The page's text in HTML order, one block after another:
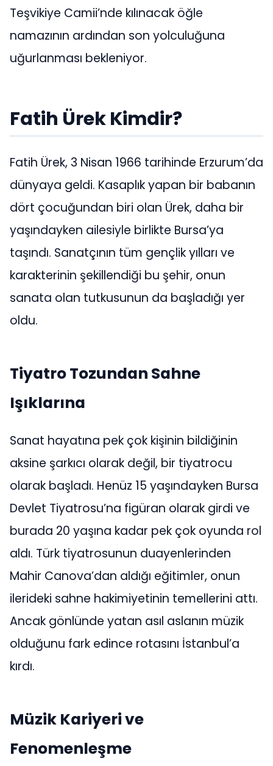
Teşvikiye Camii’nde kılınacak öğle
namazının ardından son yolculuğuna
uğurlanması bekleniyor.
Fatih Ürek Kimdir?
Fatih Ürek, 3 Nisan 1966 tarihinde Erzurum’da
dünyaya geldi. Kasaplık yapan bir babanın
dört çocuğundan biri olan Ürek, daha bir
yaşındayken ailesiyle birlikte Bursa’ya
taşındı. Sanatçının tüm gençlik yılları ve
karakterinin şekillendiği bu şehir, onun
sanata olan tutkusunun da başladığı yer
oldu.
Tiyatro Tozundan Sahne
Işıklarına
Sanat hayatına pek çok kişinin bildiğinin
aksine şarkıcı olarak değil, bir tiyatrocu
olarak başladı. Henüz 15 yaşındayken Bursa
Devlet Tiyatrosu’na figüran olarak girdi ve
burada 20 yaşına kadar pek çok oyunda rol
aldı. Türk tiyatrosunun duayenlerinden
Mahir Canova’dan aldığı eğitimler, onun
ilerideki sahne hakimiyetinin temellerini attı.
Ancak gönlünde yatan asıl aslanın müzik
olduğunu fark edince rotasını İstanbul’a
kırdı.
Müzik Kariyeri ve
Fenomenleşme